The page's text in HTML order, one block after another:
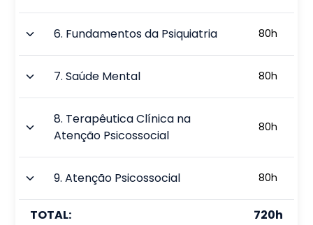
6. Fundamentos da Psiquiatria 80h
7.Saúde Mental 80h
8. Terapêutica Clínica na
Atenção Psicossocial
80h
9.Atenção Psicossocial 80h
TOTAL: 720h